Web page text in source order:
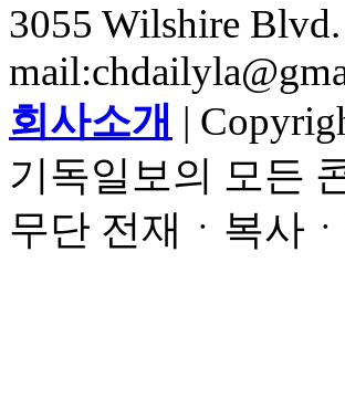
3055 Wilshire
회사소개 |
기독일보의 모든
무단 전재ㆍ복사